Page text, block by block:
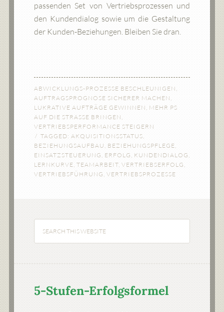
passenden Set von Vertriebsprozessen und
den Kundendialog sowie um die Gestaltung
der Kunden-Beziehungen. Bleiben Sie dran.
ABWICKLUNGS-PROZESSE BESCHLEUNIGEN ,
AUFTRAGSPROGNOSE SICHERER MACHEN ,
LUKRATIVE AUFTRÄGE GEWINNEN , MEHR PS
AUF DIE STRASSE BRINGEN
,
VERTRIEBSPERFORMANCE STEIGERN
TAGGED: AKQUISITIONSSTATUS,
BEZIEHUNGSAUFBAU , BEZIEHUNGSPFLEGE,
EINSATZSTEUERUNG , ERFOLG , KUNDENDIALOG ,
LERNKURVE, TEAMARBEIT, VERTRIEBSERFOLG ,
VERTRIEBSFÜHRUNG , VERTRIEBSPROZESSE
5-Stufen-Erfolgsformel